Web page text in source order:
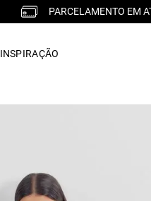
PARCELAMENTO EM
INSPIRAÇÃO